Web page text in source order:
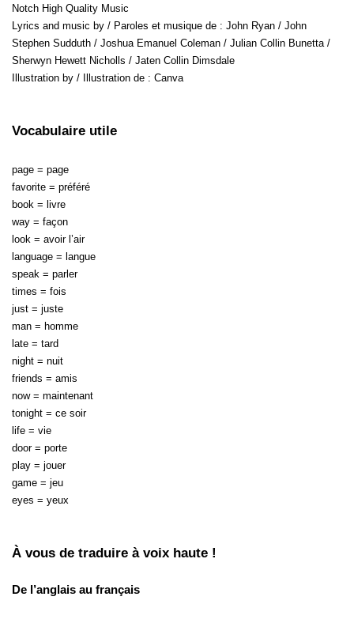
Notch High Quality Music
Lyrics and music by / Paroles et musique de : John Ryan / John
Stephen Sudduth / Joshua Emanuel Coleman / Julian Collin Bunetta /
Sherwyn Hewett Nicholls / Jaten Collin Dimsdale
Illustration by / Illustration de : Canva
Vocabulaire utile
page = page
favorite = préféré
book = livre
way = façon
look = avoir l’air
language = langue
speak = parler
times = fois
just = juste
man = homme
late = tard
night = nuit
friends = amis
now = maintenant
tonight = ce soir
life = vie
door = porte
play = jouer
game = jeu
eyes = yeux
À vous de traduire à voix haute !
De l’anglais au français